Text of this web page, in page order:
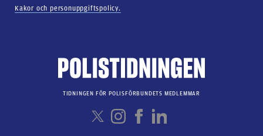
Kakor och personuppgiftspolicy.
TIDNINGEN FÖR POLISFÖRBUNDETS MEDLEMMAR